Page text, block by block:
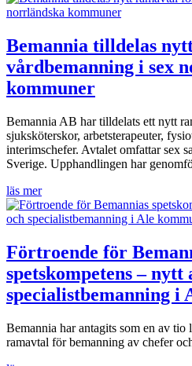
Bemannia tilldelas
vårdbemanning i sex
kommuner
Bemannia AB har tilldelats ett nytt
sjuksköterskor, arbetsterapeuter,
interimschefer. Avtalet omfattar sex
Sverige. Upphandlingen har
läs mer
Förtroende för
spetskompetens –
specialistbemanning i
Bemannia har antagits som en av
ramavtal för bemanning av chefer